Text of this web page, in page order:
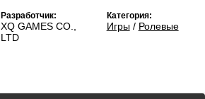
Разработчик:
XQ GAMES CO.,
LTD
Категория:
Игры/ Ролевые